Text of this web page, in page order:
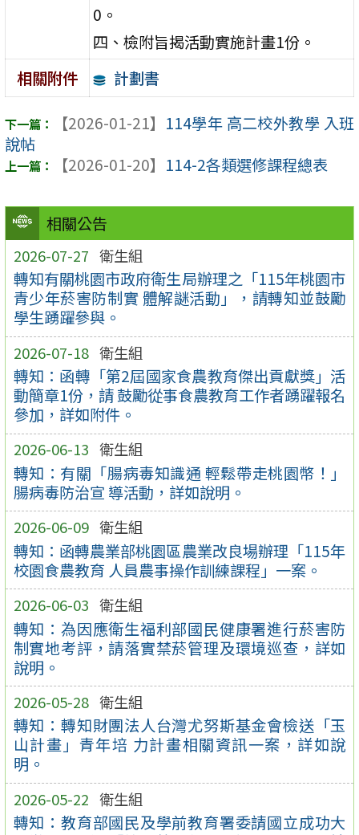
相關公告
2026-07-27 衛生組
轉知有關桃園市政府衛生局辦理之「115年桃園市
青少年菸害防制實 體解謎活動」，請轉知並鼓勵
學生踴躍參與。
2026-07-18 衛生組
轉知：函轉「第2屆國家食農教育傑出貢獻獎」活
動簡章1份，請 鼓勵從事食農教育工作者踴躍報名
參加，詳如附件。
2026-06-13 衛生組
轉知：有關「腸病毒知識通 輕鬆帶走桃園幣！」
腸病毒防治宣 導活動，詳如說明。
2026-06-09 衛生組
轉知：函轉農業部桃園區農業改良場辦理「115年
校園食農教育 人員農事操作訓練課程」一案。
2026-06-03 衛生組
轉知：為因應衛生福利部國民健康署進行菸害防
制實地考評，請落實禁菸管理及環境巡查，詳如
說明。
2026-05-28 衛生組
轉知：轉知財團法人台灣尤努斯基金會檢送「玉
山計畫」青年培 力計畫相關資訊一案，詳如說
明。
2026-05-22 衛生組
轉知：教育部國民及學前教育署委請國立成功大
0。
四、檢附旨揭活動實施計畫1份。
相關附件
計劃書
【2026-01-21】 114學年 高二校外教學 入班
說帖
【2026-01-20】 114-2各類選修課程總表